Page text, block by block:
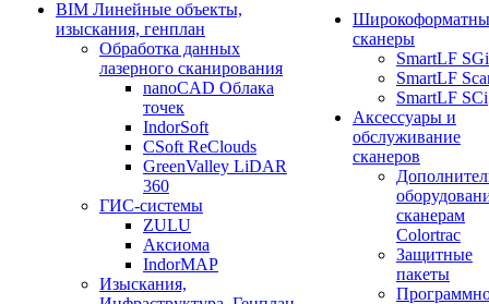
BIM Линейные объекты,
изыскания, генплан
Обработка данных
лазерного сканирования
nanoCAD Облака
точек
IndorSoft
CSoft ReClouds
GreenValley LiDAR
360
ГИС-системы
ZULU
Аксиома
IndorMAP
Изыскания,
сканеры
SmartLF SGi
SmartLF
SmartLF SCi
Аксессуары и
обслуживание
сканеров
сканерам
Colortrac
Защитные
пакеты